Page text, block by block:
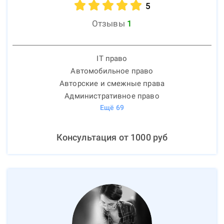
5
Отзывы 1
IT право
Автомобильное право
Авторские и смежные права
Административное право
Ещё 69
Консультация от 1000руб